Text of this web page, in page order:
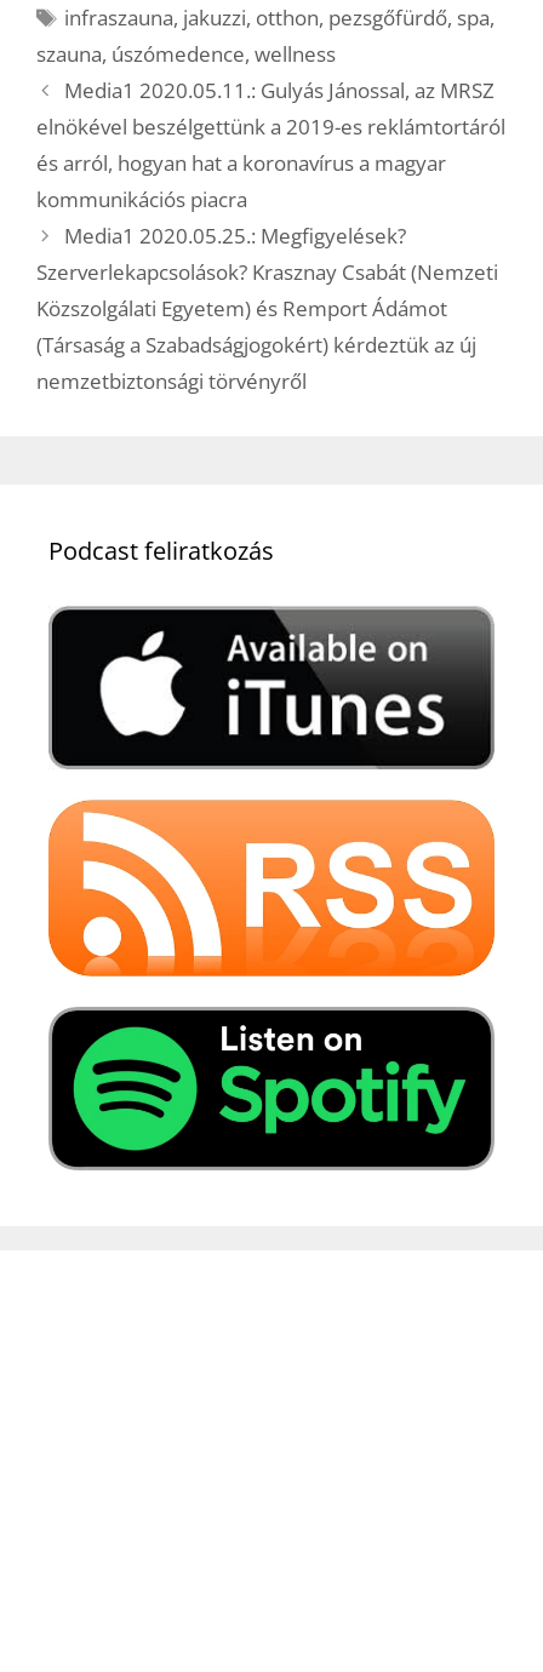
Címkék
infraszauna, jakuzzi, otthon, pezsgőfürdő, spa,
szauna, úszómedence, wellness
Media1 2020.05.11.: Gulyás Jánossal, az MRSZ
elnökével beszélgettünk a 2019-es reklámtortáról
és arról, hogyan hat a koronavírus a magyar
kommunikációs piacra
Media1 2020.05.25.: Megfigyelések?
Szerverlekapcsolások? Krasznay Csabát (Nemzeti
Közszolgálati Egyetem) és Remport Ádámot
(Társaság a Szabadságjogokért) kérdeztük az új
nemzetbiztonsági törvényről
Podcast feliratkozás